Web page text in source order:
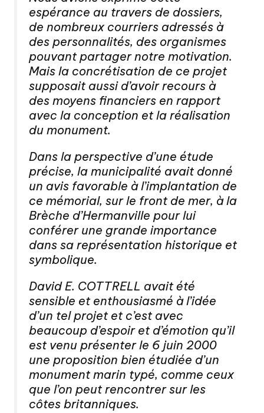
espérance au travers de dossiers,
de nombreux courriers adressés à
des personnalités, des organismes
pouvant partager notre motivation.
Mais la concrétisation de ce projet
supposait aussi d’avoir recours à
des moyens financiers en rapport
avec la conception et la réalisation
du monument.
Dans la perspective d’une étude
précise, la municipalité avait donné
un avis favorable à l’implantation de
ce mémorial, sur le front de mer, à la
Brèche d’Hermanville pour lui
conférer une grande importance
dans sa représentation historique et
symbolique.
David E. COTTRELL avait été
sensible et enthousiasmé à l’idée
d’un tel projet et c’est avec
beaucoup d’espoir et d’émotion qu’il
est venu présenter le 6 juin 2000
une proposition bien étudiée d’un
monument marin typé, comme ceux
que l’on peut rencontrer sur les
côtes britanniques.